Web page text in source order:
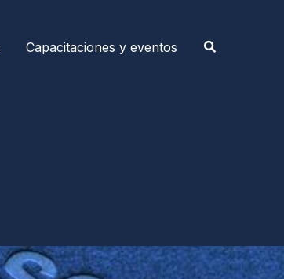
Capacitaciones y eventos